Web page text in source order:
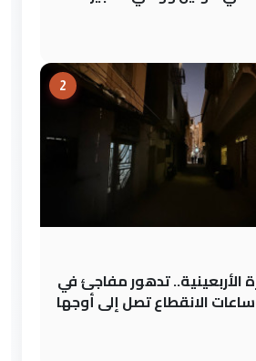
2
الأربعينية.. تدهور مفاجئ في
الانقطاع تصل إلى أوجها